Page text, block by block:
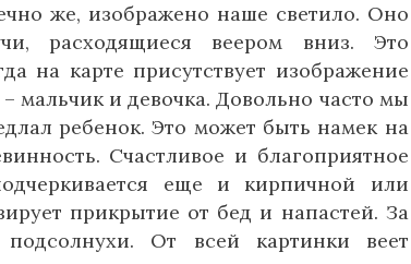
же, изображено наше светило. Оно
расходящиеся веером вниз. Это
на карте присутствует изображение
мальчик и девочка. Довольно часто мы
ребенок. Это может быть намек на
Счастливое и благоприятное
еще и кирпичной или
прикрытие от бед и напастей. За
От всей картинки веет